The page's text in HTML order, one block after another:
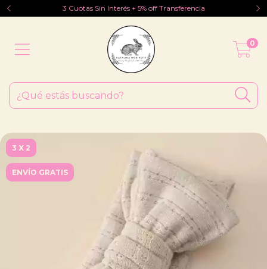
3 Cuotas Sin Interés + 5% off Transferencia
0
3 X 2
ENVÍO GRATIS